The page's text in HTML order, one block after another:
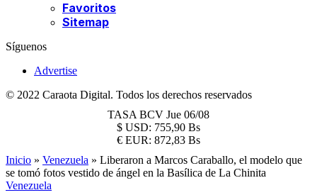
Favoritos
Sitemap
Síguenos
Advertise
© 2022 Caraota Digital. Todos los derechos reservados
TASA BCV Jue 06/08
$ USD: 755,90 Bs
€ EUR: 872,83 Bs
Inicio » Venezuela » Liberaron a Marcos Caraballo, el modelo que
se tomó fotos vestido de ángel en la Basílica de La Chinita
Venezuela